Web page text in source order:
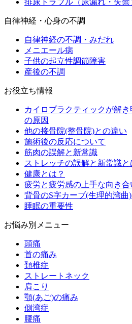
自律神経・心身の不調
自律神経の不調・みだれ
メニエール病
子供の起立性調節障害
産後の不調
お役立ち情報
カイロプラクティックが解
の原因
他の接骨院(整骨院)との違い
施術後の反応について
筋肉の誤解と新常識
ストレッチの誤解と新常識と
健康とは？
疲労と疲労感の上手な向き合
背骨のS字カーブ(生理的湾曲
睡眠の重要性
お悩み別メニュー
頭痛
首の痛み
頚椎症
ストレートネック
肩こり
顎(あご)の痛み
側湾症
腰痛